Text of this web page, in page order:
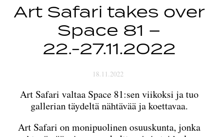
Art Safari takes over
Space 81 –
22.-27.11.2022
18.11.2022
Art Safari valtaa Space 81:sen viikoksi ja tuo
gallerian täydeltä nähtävää ja koettavaa.
Art Safari on monipuolinen osuuskunta, jonka